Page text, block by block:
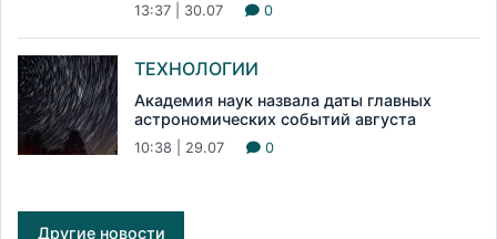
13:37 | 30.07 0
ТЕХНОЛОГИИ
Академия наук назвала даты главных
астрономических событий августа
10:38 | 29.07 0
Другие новости